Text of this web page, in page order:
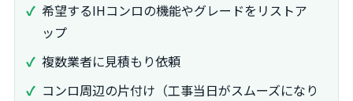
希望するIHコンロの機能やグレードをリストア
ップ
複数業者に見積もり依頼
コンロ周辺の片付け（工事当日がスムーズになり